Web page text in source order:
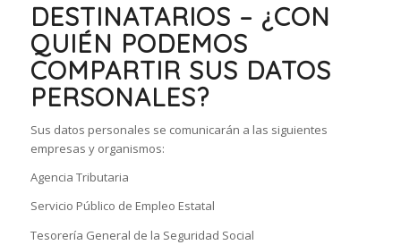
DESTINATARIOS – ¿CON
QUIÉN PODEMOS
COMPARTIR SUS DATOS
PERSONALES?
Sus datos personales se comunicarán a las siguientes
empresas y organismos:
Agencia Tributaria
Servicio Público de Empleo Estatal
Tesorería General de la Seguridad Social